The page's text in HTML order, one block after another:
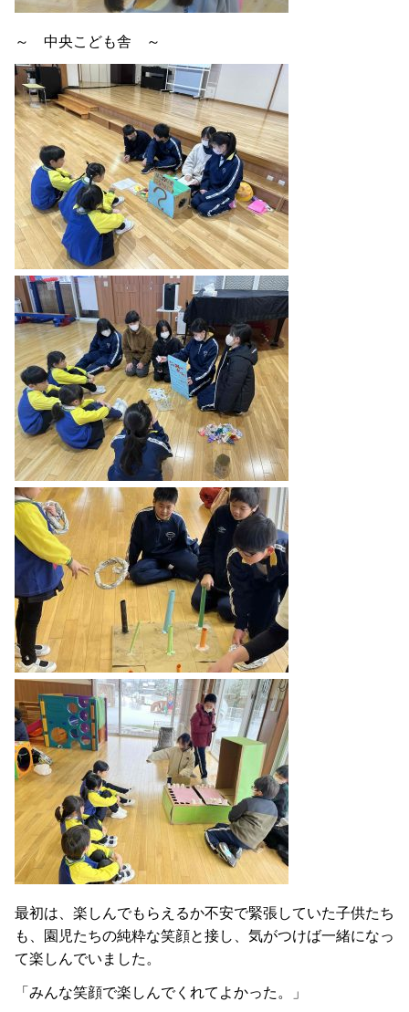
～ 中央こども舎 ～
最初は、楽しんでもらえるか不安で緊張していた子供たち
も、園児たちの純粋な笑顔と接し、気がつけば一緒になっ
て楽しんでいました。
「みんな笑顔で楽しんでくれてよかった。」